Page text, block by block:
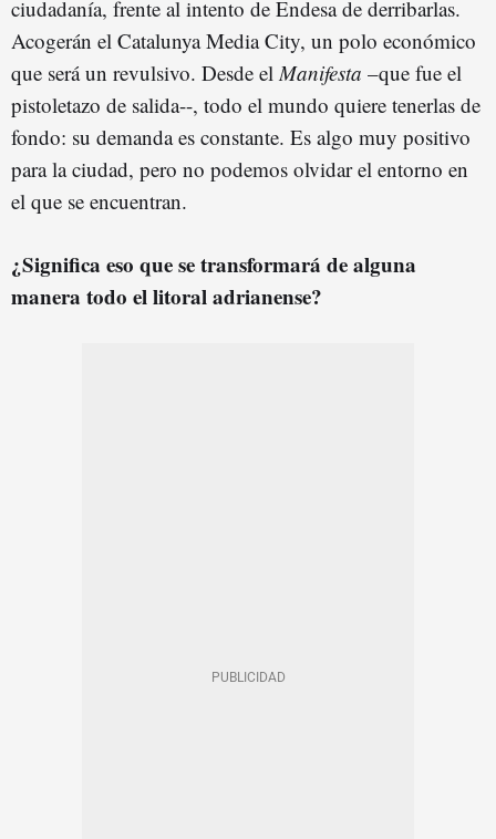
ciudadanía, frente al intento de Endesa de derribarlas.
Acogerán el Catalunya Media City, un polo económico
que será un revulsivo. Desde elManifesta –que fue el
pistoletazo de salida--, todo el mundo quiere tenerlas de
fondo: su demanda es constante. Es algo muy positivo
para la ciudad, pero no podemos olvidar el entorno en
el que se encuentran.
¿Significa eso que se transformará de alguna
manera todo el litoral adrianense?